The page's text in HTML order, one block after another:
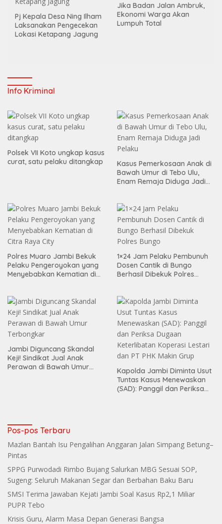
Pj Kepala Desa Ning Ilham
Laksanakan Pengecekan
Lokasi Ketapang Jagung
Jika Badan Jalan Ambruk,
Ekonomi Warga Akan
Lumpuh Total
Info Kriminal
Polsek VII Koto ungkap kasus
curat, satu pelaku ditangkap
Kasus Pemerkosaan Anak di
Bawah Umur di Tebo Ulu,
Enam Remaja Diduga Jadi
Polres Muaro Jambi Bekuk
Pelaku Pengeroyokan yang
Menyebabkan Kematian di
1×24 Jam Pelaku Pembunuh
Dosen Cantik di Bungo
Berhasil Dibekuk Polres
Jambi Diguncang Skandal
Keji! Sindikat Jual Anak
Perawan di Bawah Umur
Kapolda Jambi Diminta Usut
Tuntas Kasus Menewaskan
(SAD): Panggil dan Periksa
Pos-pos Terbaru
Mazlan Bantah Isu Pengalihan Anggaran Jalan Simpang Betung–
Pintas
SPPG Purwodadi Rimbo Bujang Salurkan MBG Sesuai SOP,
Sugeng: Seluruh Makanan Segar dan Berbahan Baku Baru
SMSI Terima Jawaban Kejati Jambi Soal Kasus Rp2,1 Miliar
PUPR Tebo
Krisis Guru, Alarm Masa Depan Generasi Bangsa